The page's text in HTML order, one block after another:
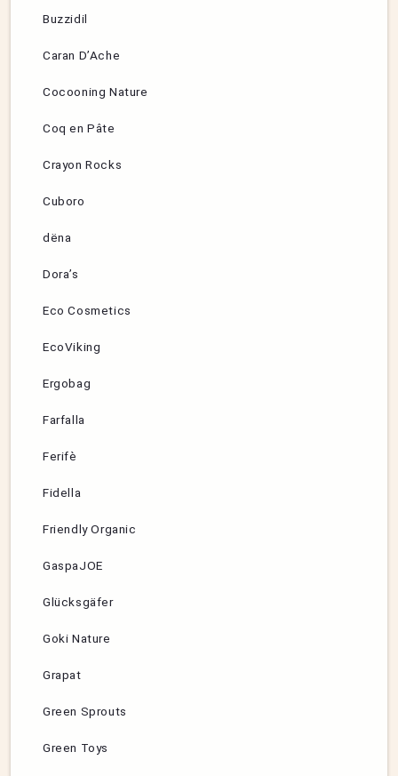
Buzzidil
Caran D’Ache
Cocooning Nature
Coq en Pâte
Crayon Rocks
Cuboro
dëna
Dora’s
Eco Cosmetics
EcoViking
Ergobag
Farfalla
Ferifè
Fidella
Friendly Organic
GaspaJOE
Glücksgäfer
Goki Nature
Grapat
Green Sprouts
Green Toys